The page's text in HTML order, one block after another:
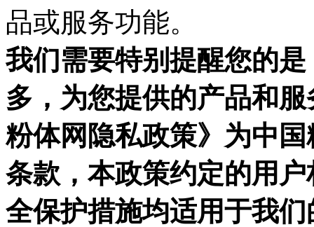
品或服务功能。
我们需要特别提醒您的
多，为您提供的产品和
粉体网隐私政策》为中
条款，本政策约定的用
全保护措施均适用于我